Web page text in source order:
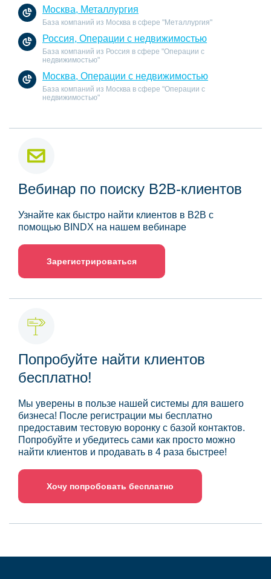
Москва, Металлургия
База компаний из Москва в сфере "Металлургия"
Россия, Операции с недвижимостью
База компаний из Россия в сфере "Операции с
недвижимостью"
Москва, Операции с недвижимостью
База компаний из Москва в сфере "Операции с
недвижимостью"
Вебинар по поиску B2B-клиентов
Узнайте как быстро найти клиентов в B2B с
помощью BINDX на нашем вебинаре
Зарегистрироваться
Попробуйте найти клиентов
бесплатно!
Мы уверены в пользе нашей системы для вашего
бизнеса! После регистрации мы бесплатно
предоставим тестовую воронку с базой контактов.
Попробуйте и убедитесь сами как просто можно
найти клиентов и продавать в 4 раза быстрее!
Хочу попробовать бесплатно